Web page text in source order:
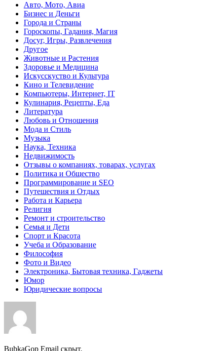
Авто, Мото, Авиа
Бизнес и Деньги
Города и Страны
Гороскопы, Гадания, Магия
Досуг, Игры, Развлечения
Другое
Животные и Растения
Здоровье и Медицина
Искусскуство и Культура
Кино и Телевидение
Компьютеры, Интернет, IT
Кулинария, Рецепты, Еда
Литература
Любовь и Отношения
Мода и Стиль
Музыка
Наука, Техника
Недвижимость
Отзывы о компаниях, товарах, услугах
Политика и Общество
Программирование и SEO
Путешествия и Отдых
Работа и Карьера
Религия
Ремонт и строительство
Семья и Дети
Спорт и Красота
Учеба и Образование
Философия
Фото и Видео
Электроника, Бытовая техника, Гаджеты
Юмор
Юридические вопросы
BubkaGop Email скрыт.